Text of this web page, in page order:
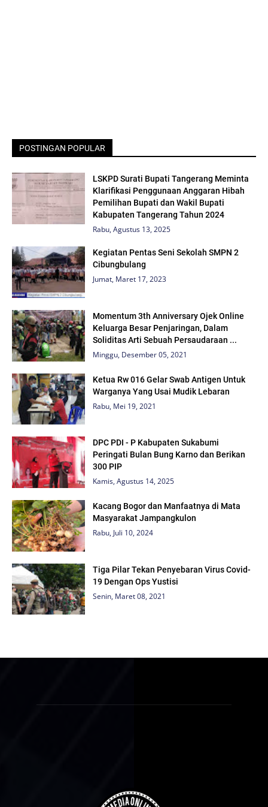
POSTINGAN POPULAR
LSKPD Surati Bupati Tangerang Meminta
Klarifikasi Penggunaan Anggaran Hibah
Pemilihan Bupati dan Wakil Bupati
Kabupaten Tangerang Tahun 2024
Rabu, Agustus 13, 2025
Kegiatan Pentas Seni Sekolah SMPN 2
Cibungbulang
Jumat, Maret 17, 2023
Momentum 3th Anniversary Ojek Online
Keluarga Besar Penjaringan, Dalam
Soliditas Arti Sebuah Persaudaraan ...
Minggu, Desember 05, 2021
Ketua Rw 016 Gelar Swab Antigen Untuk
Warganya Yang Usai Mudik Lebaran
Rabu, Mei 19, 2021
DPC PDI - P Kabupaten Sukabumi
Peringati Bulan Bung Karno dan Berikan
300 PIP
Kamis, Agustus 14, 2025
Kacang Bogor dan Manfaatnya di Mata
Masyarakat Jampangkulon
Rabu, Juli 10, 2024
Tiga Pilar Tekan Penyebaran Virus Covid-
19 Dengan Ops Yustisi
Senin, Maret 08, 2021